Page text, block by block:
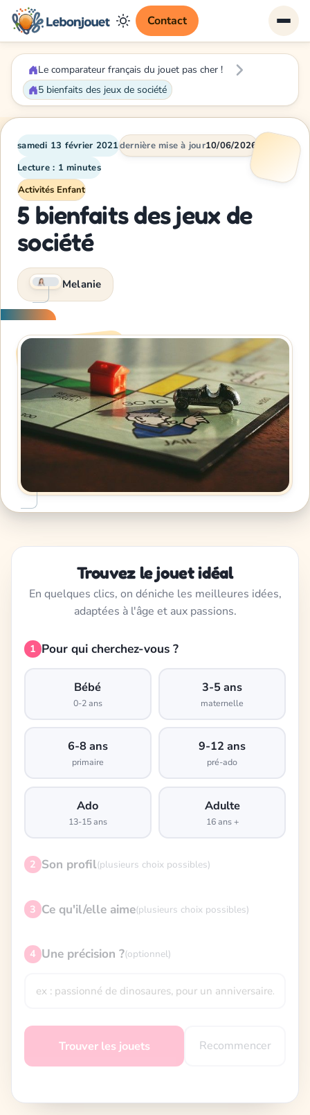
Contact
Le comparateur français du jouet pas cher !
5 bienfaits des jeux de société
samedi 13 février 2021dernière mise à jour10/06/2026
Lecture : 1 minutes
Activités Enfant
5 bienfaits des jeux de
société
Melanie
Trouvez le jouet idéal
En quelques clics, on déniche les meilleures idées,
adaptées à l'âge et aux passions.
1 Pour qui cherchez-vous ?
Bébé
0-2 ans
3-5 ans
maternelle
6-8 ans
primaire
9-12 ans
pré-ado
Ado
13-15 ans
Adulte
16 ans +
2 Son profil(plusieurs choix possibles)
3 Ce qu'il/elle aime(plusieurs choix possibles)
4 Une précision ?(optionnel)
Trouver les jouets Recommencer